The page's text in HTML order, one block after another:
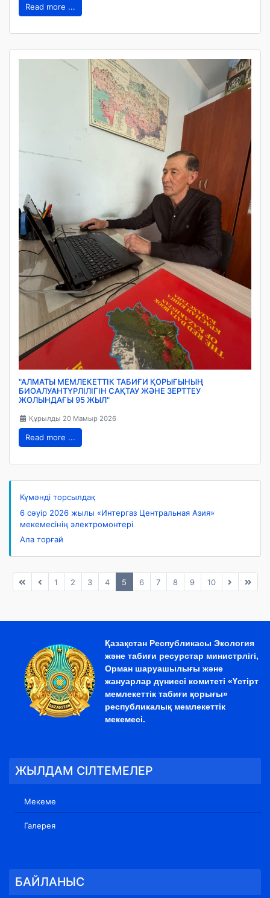
Read more ...
"АЛМАТЫ МЕМЛЕКЕТТІК ТАБИҒИ ҚОРЫҒЫНЫҢ
БИОАЛУАНТҮРЛІЛІГІН САҚТАУ ЖӘНЕ ЗЕРТТЕУ
ЖОЛЫНДАҒЫ 95 ЖЫЛ"
Құрылды 20 Мамыр 2026
Read more ...
Күмәнді торсылдақ
6 сәуір 2026 жылы «Интергаз Центральная Азия»
мекемесінің электромонтері
Ала торғай
1 2 3 4 5 6 7 8 9 10
Қазақстан Республикасы Экология
және табиғи ресурстар министрлігі,
Орман шаруашылығы және
жануарлар дүниесі комитеті «Үстірт
мемлекеттік табиғи қорығы»
республикалық мемлекеттік
мекемесі.
ЖЫЛДАМ СІЛТЕМЕЛЕР
Мекеме
Галерея
БАЙЛАНЫС